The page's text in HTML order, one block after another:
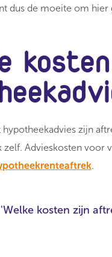
dus de moeite om hier
hypotheekadvies zijn
zelf. Advieskosten voor
.
kosten zijn